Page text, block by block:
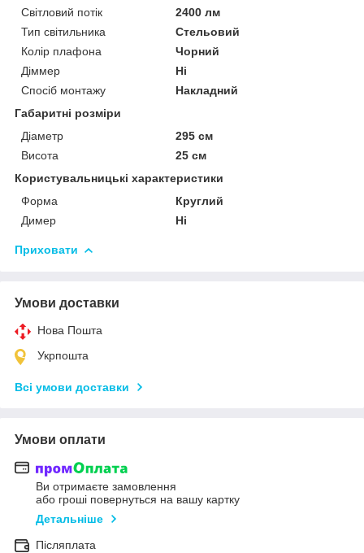
Світловий потік
2400 лм
Тип світильника
Стельовий
Колір плафона
Чорний
Діммер
Ні
Спосіб монтажу
Накладний
Габаритні розміри
Діаметр
295 см
Висота
25 см
Користувальницькі характеристики
Форма
Круглий
Димер
Ні
Приховати
Умови доставки
Нова Пошта
Укрпошта
Всі умови доставки
Умови оплати
Ви отримаєте замовлення
або гроші повернуться на вашу картку
Детальніше
Післяплата